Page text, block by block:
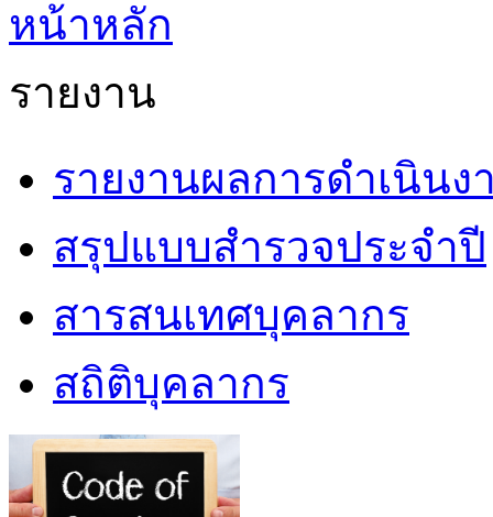
หน้าหลัก
รายงาน
รายงานผลการดำเนินง
สรุปแบบสำรวจประจำปี
สารสนเทศบุคลากร
สถิติบุคลากร